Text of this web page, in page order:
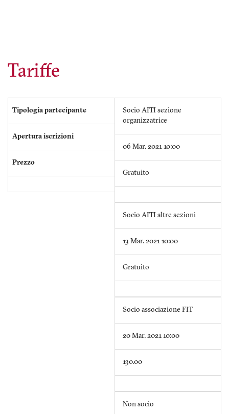
Tariffe
Tipologia partecipante
Apertura iscrizioni
Prezzo
Socio AITI sezione
organizzatrice
06 Mar. 2021 10:00
Gratuito
Socio AITI altre sezioni
13 Mar. 2021 10:00
Gratuito
Socio associazione FIT
20 Mar. 2021 10:00
130.00
Non socio